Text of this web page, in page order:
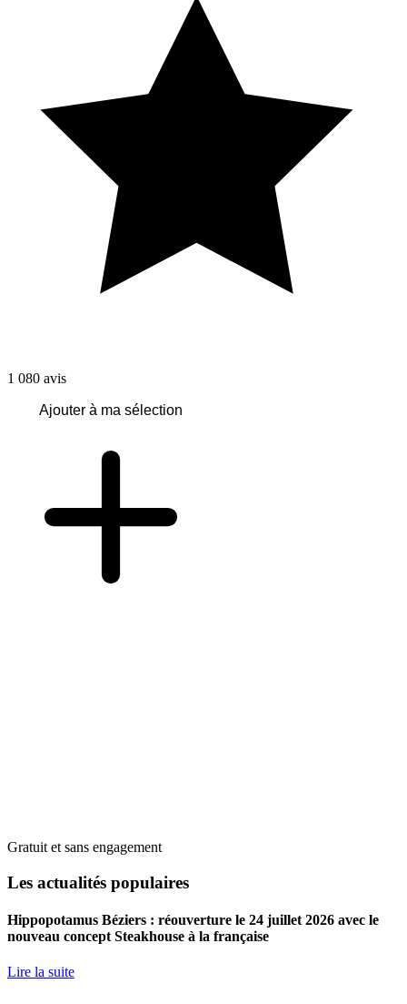
1 080 avis
Ajouter à ma sélection
Gratuit et sans engagement
Les actualités populaires
Hippopotamus Béziers : réouverture le 24 juillet 2026 avec le
nouveau concept Steakhouse à la française
Lire la suite